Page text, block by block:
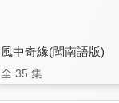
風中奇緣(閩南語版)
全 35 集